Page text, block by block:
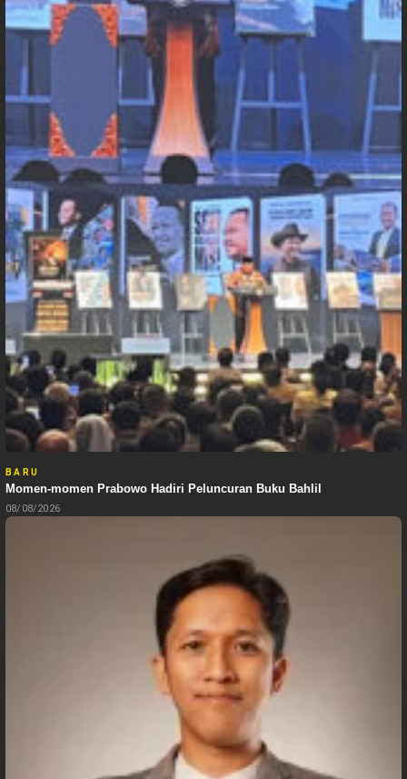
BARU
Momen-momen Prabowo Hadiri Peluncuran Buku Bahlil
08/08/2026